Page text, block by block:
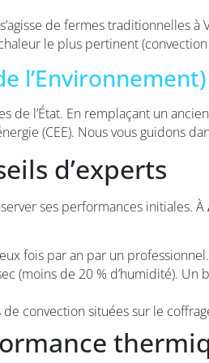
de fermes traditionnelles
le plus pertinent
l’Environnement)
de l’État. En remplaçant un
(CEE). Nous vous guidons
d’experts
ses performances initiales. À
fois par an par un
(moins de 20 % d’humidité).
convection situées sur le